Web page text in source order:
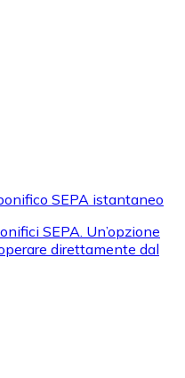
SEPA istantaneo
SEPA. Un’opzione
direttamente dal